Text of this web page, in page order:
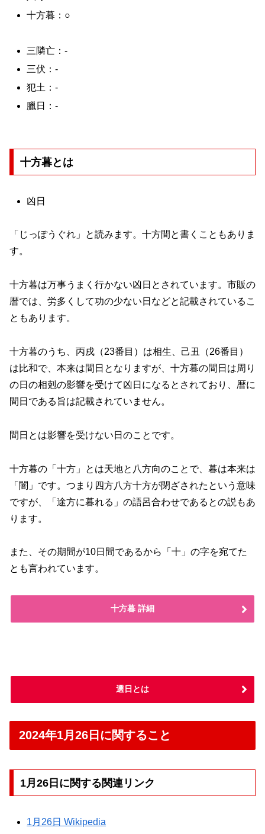
十方暮：○
三隣亡：-
三伏：-
犯土：-
臘日：-
十方暮とは
凶日
「じっぽうぐれ」と読みます。十方間と書くこともありま
す。
十方暮は万事うまく行かない凶日とされています。市販の
暦では、労多くして功の少ない日などと記載されているこ
ともあります。
十方暮のうち、丙戌（23番目）は相生、己丑（26番目）
は比和で、本来は間日となりますが、十方暮の間日は周り
の日の相剋の影響を受けて凶日になるとされており、暦に
間日である旨は記載されていません。
間日とは影響を受けない日のことです。
十方暮の「十方」とは天地と八方向のことで、暮は本来は
「闇」です。つまり四方八方十方が閉ざされたという意味
ですが、「途方に暮れる」の語呂合わせであるとの説もあ
ります。
また、その期間が10日間であるから「十」の字を宛てた
とも言われています。
十方暮 詳細
選日とは
2024年1月26日に関すること
1月26日に関する関連リンク
1月26日 Wikipedia